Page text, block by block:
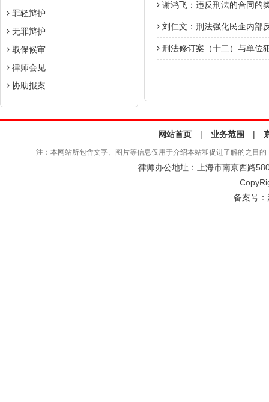
罪轻辩护
无罪辩护
取保候审
律师会见
协助报案
谢鸿飞：违反刑法的合同的
刘仁文：刑法强化民企内部
刑法修订案（十二）与单位
网站首页 | 业务范围 |
注：本网站所包含文字、图片等信息仅用于介绍本站和促进了解的之目
律师办公地址：上海市南京西路
备案号：